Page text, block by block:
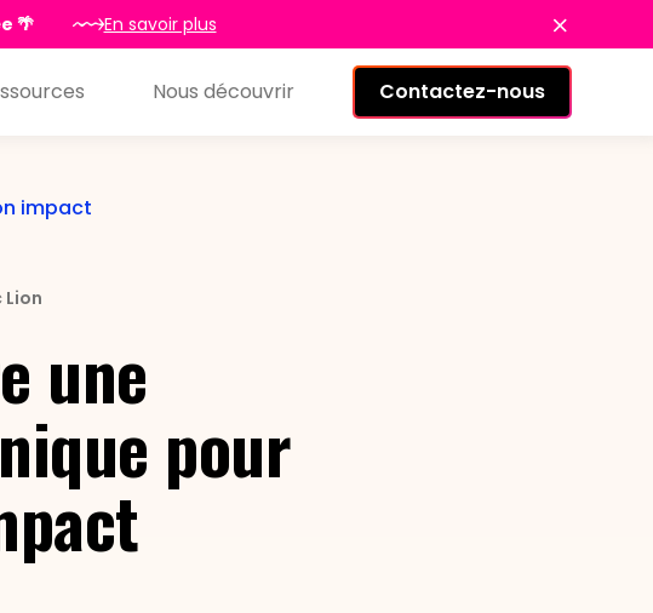
🌴 En savoir plus
Nous découvrir Contactez-nous
impact
une
pour